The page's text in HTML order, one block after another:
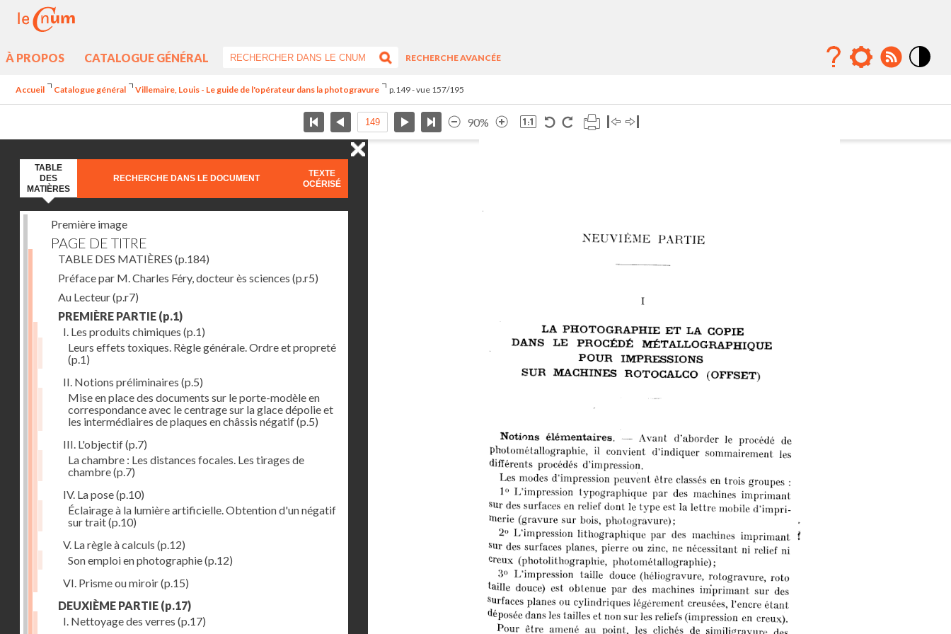
À PROPOS CATALOGUE GÉNÉRAL
RECHERCHE AVANCÉE
Accueil Catalogue général Villemaire, Louis - Le guide de l'opérateur dans la photogravure p.149 - vue 157/195
90%
TABLE
DES
MATIÈRES
RECHERCHE DANS LE DOCUMENT
TEXTE
OCÉRISÉ
Première image
PAGE DE TITRE
TABLE DES MATIÈRES (p.184)
Préface par M. Charles Féry, docteur ès sciences (p.r5)
Au Lecteur(p.r7)
PREMIÈRE PARTIE (p.1)
I. Les produits chimiques (p.1)
Leurs effets toxiques. Règle générale. Ordre et propreté
(p.1)
II. Notions préliminaires (p.5)
Mise en place des documents sur le porte-modèle en
correspondance avec le centrage sur la glace dépolie et
les intermédiaires de plaques en châssis négatif(p.5)
III. L'objectif(p.7)
La chambre : Les distances focales. Les tirages de
chambre(p.7)
IV. La pose(p.10)
Éclairage à la lumière artificielle. Obtention d'un négatif
sur trait(p.10)
V. La règle à calculs (p.12)
Son emploi en photographie(p.12)
VI. Prisme ou miroir(p.15)
DEUXIÈME PARTIE (p.17)
I. Nettoyage des verres (p.17)